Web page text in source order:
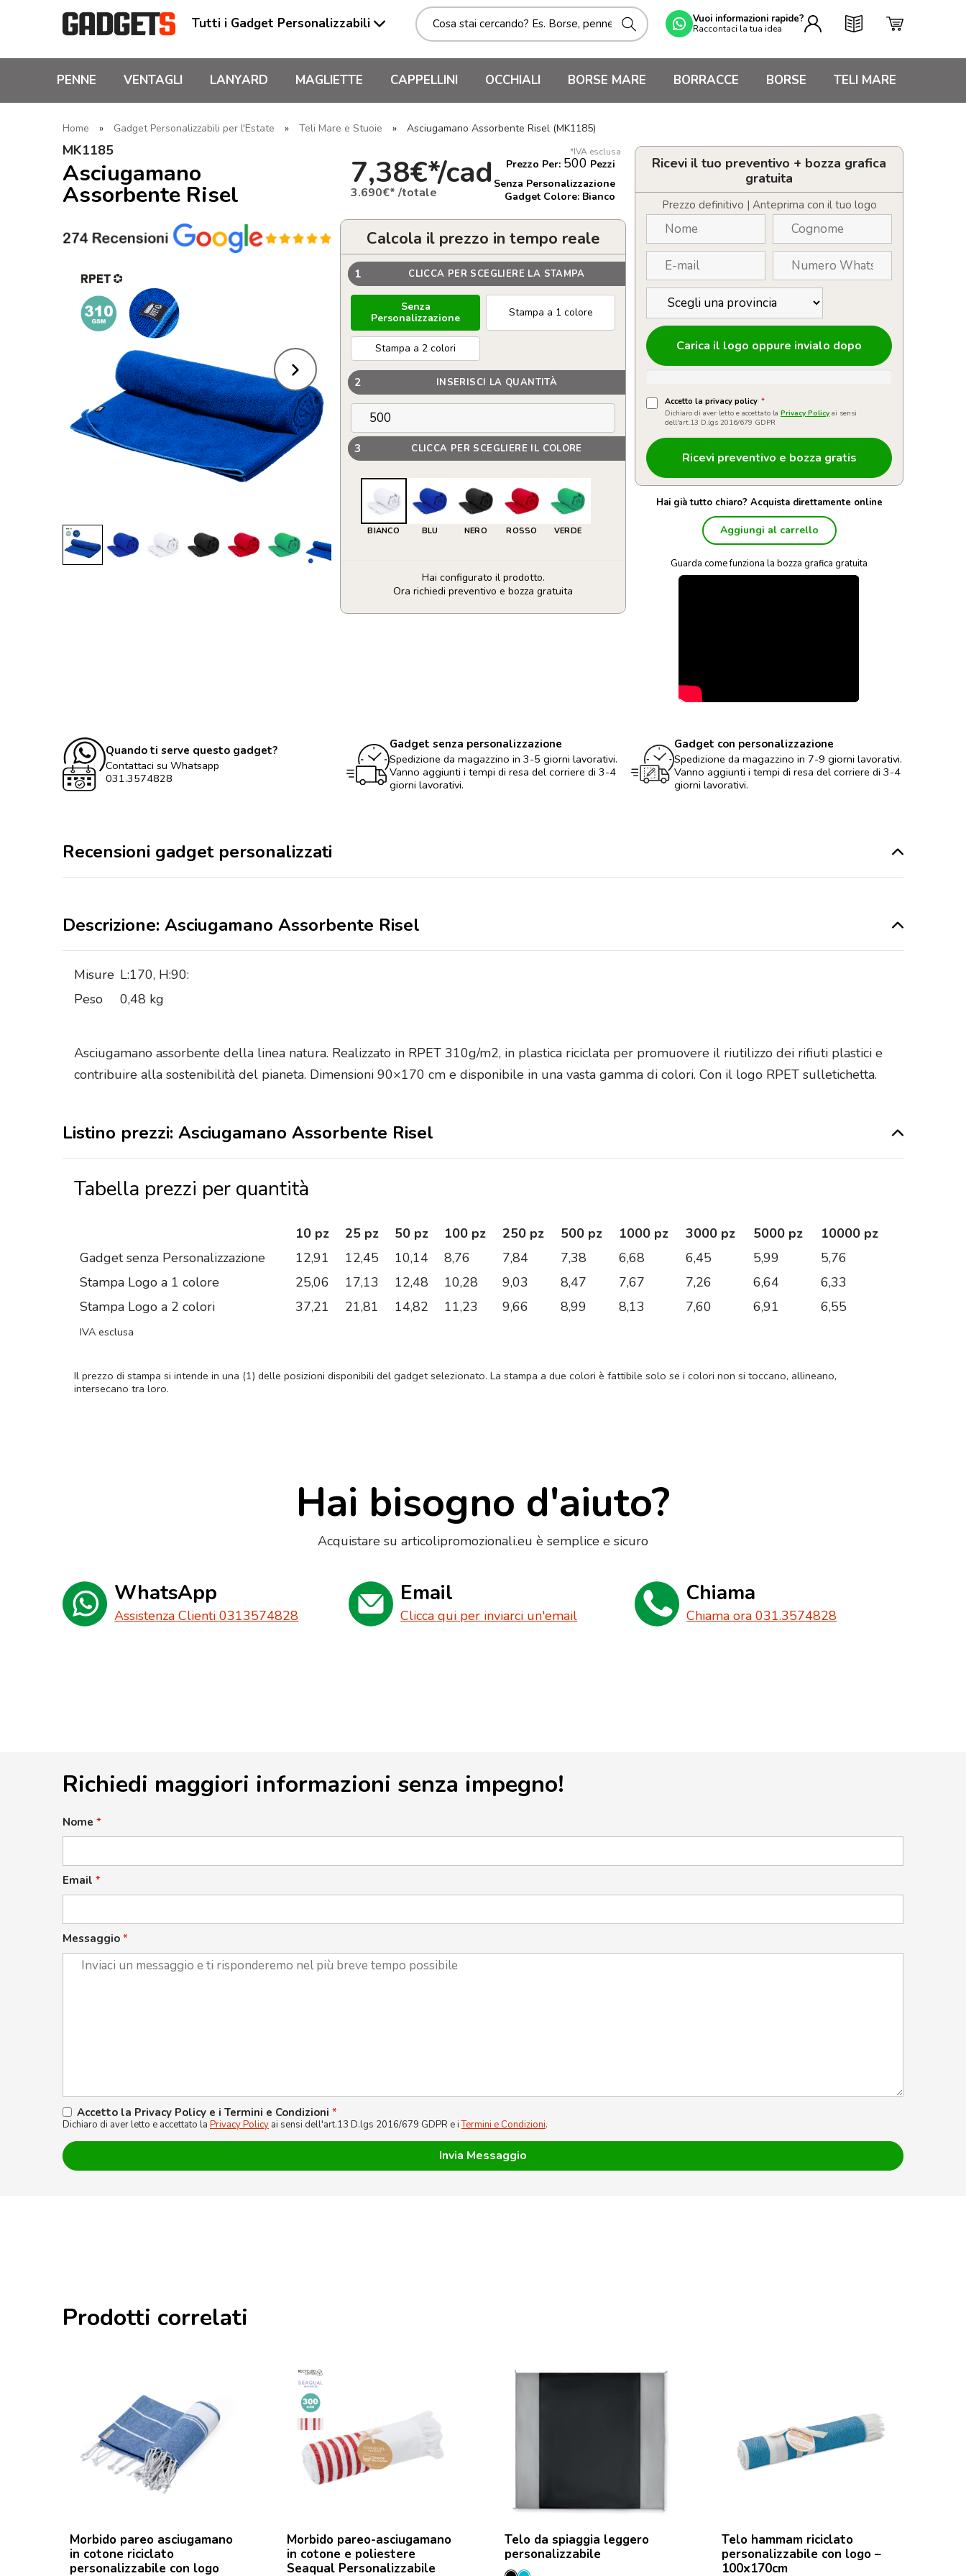
Tutti i Gadget Personalizzabili Vuoi informazioni rapide?
Raccontaci la tua idea
PENNE VENTAGLI LANYARD MAGLIETTE CAPPELLINI OCCHIALI BORSE MARE BORRACCE BORSE TELI MARE
Home » Gadget Personalizzabili per l'Estate » Teli Mare e Stuoie » Asciugamano Assorbente Risel (MK1185)
MK1185
Asciugamano
Assorbente Risel
*IVA esclusa
7,38€*/cad
3.690€* /totale
Prezzo Per: 500 Pezzi
Senza Personalizzazione
Gadget Colore: Bianco
Calcola il prezzo in tempo reale
1 CLICCA PER SCEGLIERE LA STAMPA
Senza
Personalizzazione
Stampa a 1 colore
Stampa a 2 colori
2 INSERISCI LA QUANTITÀ
3 CLICCA PER SCEGLIERE IL COLORE
BIANCO BLU NERO ROSSO VERDE
Hai configurato il prodotto.
Ora richiedi preventivo e bozza gratuita
Asciugamano
Ricevi il tuo preventivo + bozza grafica
gratuita
Prezzo definitivo | Anteprima con il tuo logo
Carica il logo oppure invialo dopo
Accetto la privacy policy *
Dichiaro di aver letto e accettato la Privacy Policy ai sensi
dell'art.13 D.lgs 2016/679 GDPR
Hai già tutto chiaro? Acquista direttamente online
Aggiungi al carrello
Guarda come funziona la bozza grafica gratuita
Quando ti serve questo gadget?
Contattaci su Whatsapp
031.3574828
Gadget senza personalizzazione
Spedizione da magazzino in 3-5 giorni lavorativi.
Vanno aggiunti i tempi di resa del corriere di 3-4
giorni lavorativi.
Gadget con personalizzazione
Spedizione da magazzino in 7-9 giorni lavorativi.
Vanno aggiunti i tempi di resa del corriere di 3-4
giorni lavorativi.
Recensioni gadget personalizzati
Descrizione: Asciugamano Assorbente Risel
Misure L:170, H:90:
Peso
0,48 kg
Asciugamano assorbente della linea natura. Realizzato in RPET 310g/m2, in plastica riciclata per promuovere il riutilizzo dei rifiuti plastici e
contribuire alla sostenibilità del pianeta. Dimensioni 90×170 cm e disponibile in una vasta gamma di colori. Con il logo RPET sulletichetta.
Listino prezzi: Asciugamano Assorbente Risel
Tabella prezzi per quantità
10 pz 25 pz 50 pz 100 pz 250 pz 500 pz 1000 pz 3000 pz 5000 pz
10000 pz
Gadget senza Personalizzazione
12,91 12,45 10,14 8,76 7,84 7,38 6,68 6,45 5,99
5,76
Stampa Logo a 1 colore
25,06 17,13 12,48 10,28 9,03 8,47 7,67 7,26 6,64
6,33
Stampa Logo a 2 colori
37,21 21,81 14,82 11,23 9,66 8,99 8,13 7,60 6,91 6,55
IVA esclusa
Il prezzo di stampa si intende in una (1) delle posizioni disponibili del gadget selezionato. La stampa a due colori è fattibile solo se i colori non si toccano, allineano,
intersecano tra loro.
Hai bisogno d'aiuto?
Acquistare su articolipromozionali.eu è semplice e sicuro
WhatsApp
Assistenza Clienti 0313574828
Email
Clicca qui per inviarci un'email
Chiama
Chiama ora 031.3574828
Richiedi maggiori informazioni senza impegno!
Nome *
Email *
Messaggio *
Accetto la Privacy Policy e i Termini e Condizioni *
Dichiaro di aver letto e accettato la Privacy Policy ai sensi dell'art.13 D.lgs 2016/679 GDPR e iTermini e Condizioni.
Prodotti correlati
Morbido pareo asciugamano
in cotone riciclato
personalizzabile con logo
Morbido pareo-asciugamano
in cotone e poliestere
Seaqual Personalizzabile
Telo da spiaggia leggero
personalizzabile
Telo hammam riciclato
personalizzabile con logo –
100x170cm